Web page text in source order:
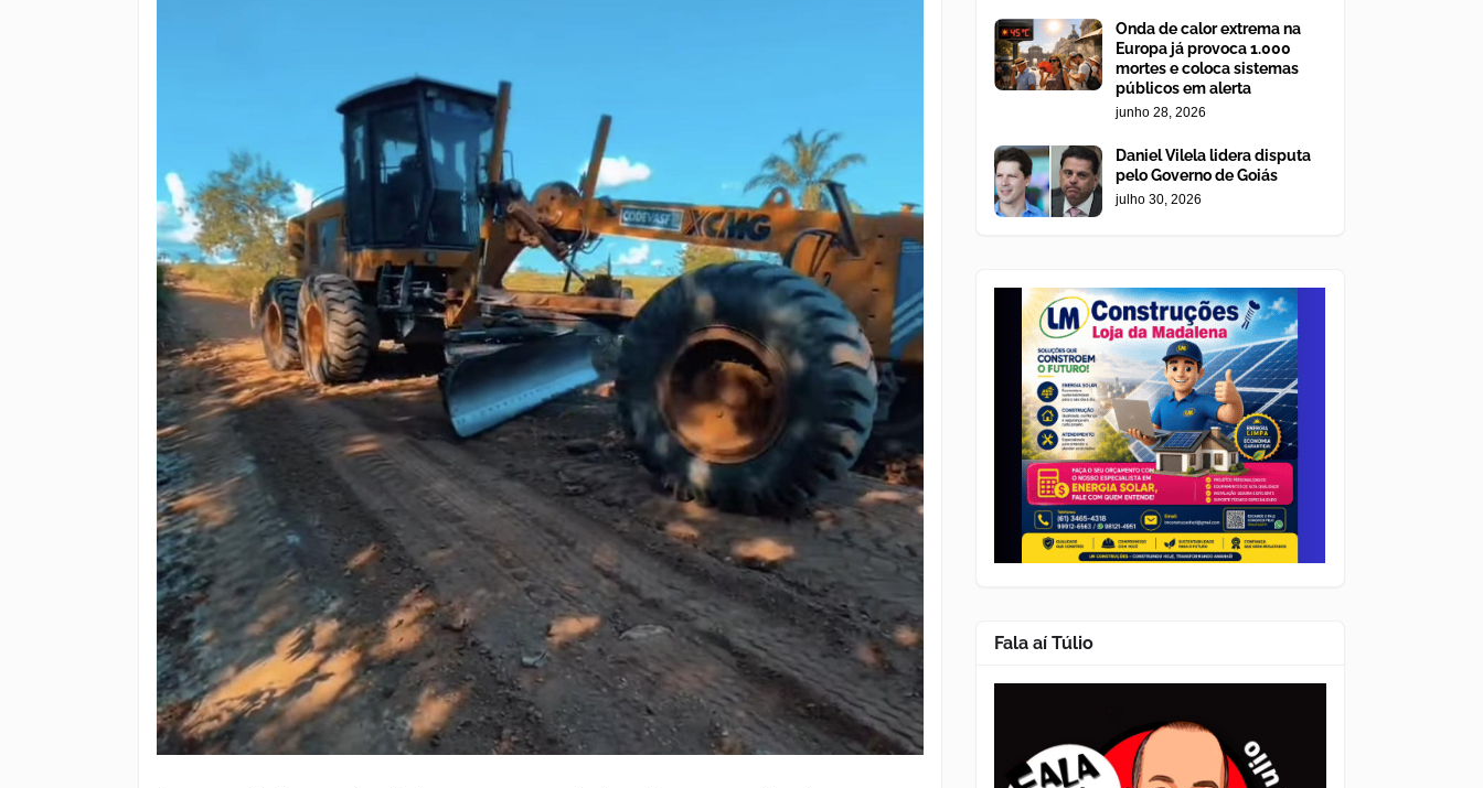
Onda de calor extrema na
Europa já provoca 1.000
mortes e coloca sistemas
públicos em alerta
junho 28, 2026
Daniel Vilela lidera disputa
pelo Governo de Goiás
julho 30, 2026
Fala aí Túlio